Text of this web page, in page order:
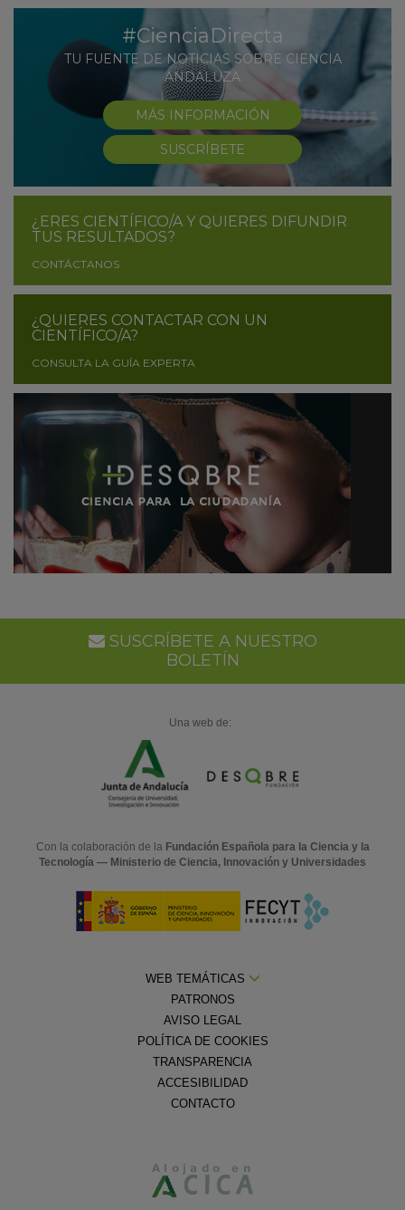
#CienciaDirecta
TU FUENTE DE NOTICIAS SOBRE CIENCIA
ANDALUZA
MÁS INFORMACIÓN
SUSCRÍBETE
¿ERES CIENTÍFICO/A Y QUIERES DIFUNDIR
TUS RESULTADOS?
CONTÁCTANOS
¿QUIERES CONTACTAR CON UN
CIENTÍFICO/A?
CONSULTA LA GUÍA EXPERTA
SUSCRÍBETE A NUESTRO
BOLETÍN
Una web de:
Con la colaboración de la Fundación Española para la Ciencia y la
Tecnología — Ministerio de Ciencia, Innovación y Universidades
WEB TEMÁTICAS
PATRONOS
AVISO LEGAL
POLÍTICA DE COOKIES
TRANSPARENCIA
ACCESIBILIDAD
CONTACTO